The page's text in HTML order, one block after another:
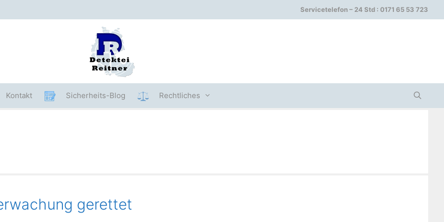
Servicetelefon – 24 Std : 0171 65 53 723
Kontakt Sicherheits-Blog Rechtliches
gerettet